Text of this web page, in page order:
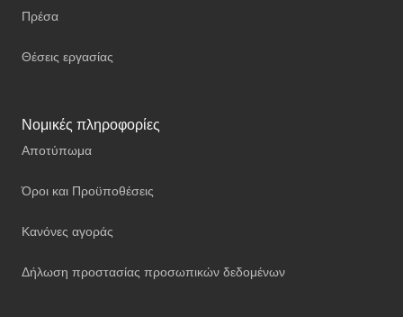
Πρέσα
Θέσεις εργασίας
Νομικές πληροφορίες
Αποτύπωμα
Όροι και Προϋποθέσεις
Κανόνες αγοράς
Δήλωση προστασίας προσωπικών δεδομένων